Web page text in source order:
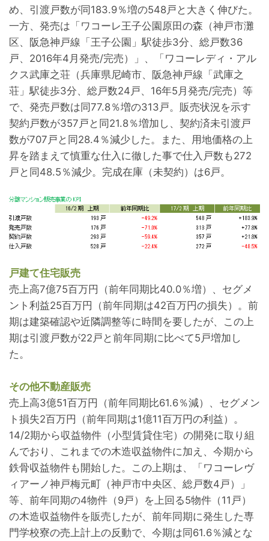
め、引渡戸数が同183.9％増の548戸と大きく伸びた。
一方、発売は「ワコーレ王子公園原田の森（神戸市灘
区、阪急神戸線「王子公園」駅徒歩3分、総戸数36
戸、2016年4月発売/完売）」、「ワコーレディ・アル
クス武庫之荘（兵庫県尼崎市、阪急神戸線「武庫之
荘」駅徒歩3分、総戸数24戸、16年5月発売/完売）等
で、発売戸数は同77.8％増の313戸。販売状況を示す
契約戸数が357戸と同21.8％増加し、契約済未引渡戸
数が707戸と同28.4％減少した。また、用地価格の上
昇を踏まえて慎重な仕入に徹した事で仕入戸数も272
戸と同48.5％減少。完成在庫（未契約）は6戸。
戸建て住宅販売
売上高7億75百万円（前年同期比40.0％増）、セグメ
ント利益25百万円（前年同期は42百万円の損失）。前
期は建築確認や近隣調整等に時間を要したが、この上
期は引渡戸数が22戸と前年同期に比べて5戸増加し
た。
その他不動産販売
売上高3億51百万円（前年同期比61.6％減）、セグメン
ト損失2百万円（前年同期は1億11百万円の利益）。
14/2期から収益物件（小型賃貸住宅）の開発に取り組
んでおり、これまでの木造収益物件に加え、今期から
鉄骨収益物件も開始した。この上期は、「ワコーレヴ
ィアーノ神戸梅元町（神戸市中央区、総戸数4戸）」
等、前年同期の4物件（9戸）を上回る5物件（11戸）
の木造収益物件を販売したが、前年同期に発生した専
門学校寮の売上計上の反動で、今期は同61.6％減とな